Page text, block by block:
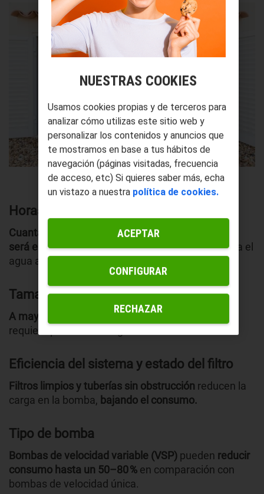
Horas de funcionamiento
Cuantas más horas esté activala bomba,
será el consumo.La recomendación es filtrar toda el
agua al menos una vez al día.
Tamaño y volumen de la piscina
A mayor volumen, más tiempo y/o potencia
requiere para filtrar el agua.
Eficiencia del sistema y estado del filtro
Filtros limpios y tuberías sin obstrucción reducen la
carga en la bomba, bajando el consumo.
Tipo de bomba
Bombas de velocidad variable (VSP) pueden reducir
consumo hasta un 50–80 % en comparación con
bombas de velocidad única.
NUESTRAS COOKIES
Usamos cookies propias y de terceros para
analizar cómo utilizas este sitio web y
personalizar los contenidos y anuncios que
te mostramos en base a tus hábitos de
navegación (páginas visitadas, frecuencia
de acceso, etc) Si quieres saber más, echa
un vistazo a nuestra política de cookies.
CONFIGURAR
RECHAZAR
ACEPTAR